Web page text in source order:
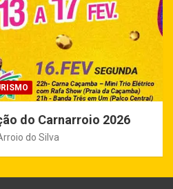
do Carnarroio 2026
do Silva